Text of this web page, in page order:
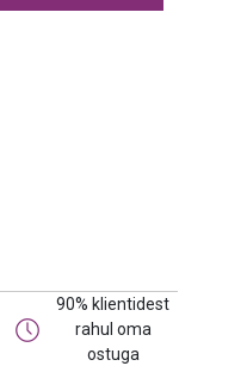
90% klientidest
rahul oma
ostuga